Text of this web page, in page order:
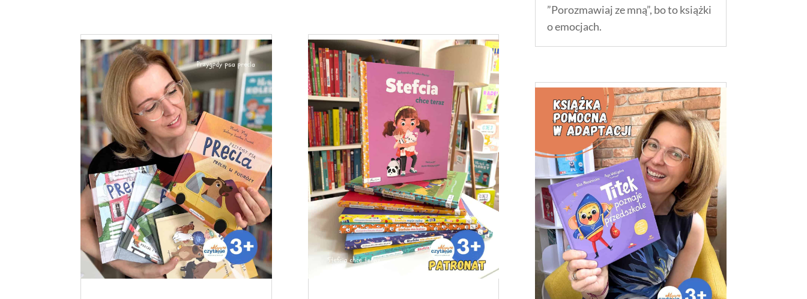
”Porozmawiaj ze mną”, bo to książki
o emocjach.